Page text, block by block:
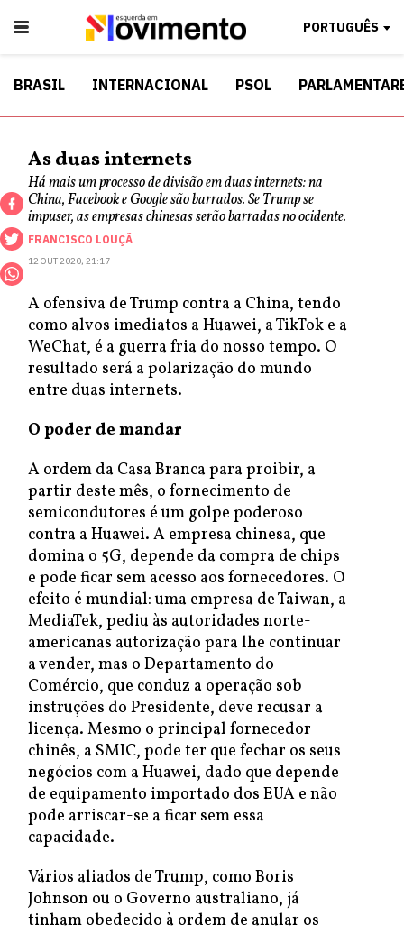
PORTUGUÊS
BRASIL INTERNACIONAL PSOL
As duas internets
Há mais um processo de divisão em duas internets: na
China, Facebook e Google são barrados. Se Trump se
impuser, as empresas chinesas serão barradas no ocidente.
FRANCISCO LOUÇÃ
12 OUT 2020, 21:17
A ofensiva de Trump contra a China, tendo
como alvos imediatos a Huawei, a TikTok e a
WeChat, é a guerra fria do nosso tempo. O
resultado será a polarização do mundo
entre duas internets.
O poder de mandar
A ordem da Casa Branca para proibir, a
partir deste mês, o fornecimento de
semicondutores é um golpe poderoso
contra a Huawei. A empresa chinesa, que
domina o 5G, depende da compra de chips
e pode ficar sem acesso aos fornecedores. O
efeito é mundial: uma empresa de Taiwan, a
MediaTek, pediu às autoridades norte-
americanas autorização para lhe continuar
a vender, mas o Departamento do
Comércio, que conduz a operação sob
instruções do Presidente, deve recusar a
licença. Mesmo o principal fornecedor
chinês, a SMIC, pode ter que fechar os seus
negócios com a Huawei, dado que depende
de equipamento importado dos EUA e não
pode arriscar-se a ficar sem essa
capacidade.
Vários aliados de Trump, como Boris
Johnson ou o Governo australiano, já
tinham obedecido à ordem de anular os